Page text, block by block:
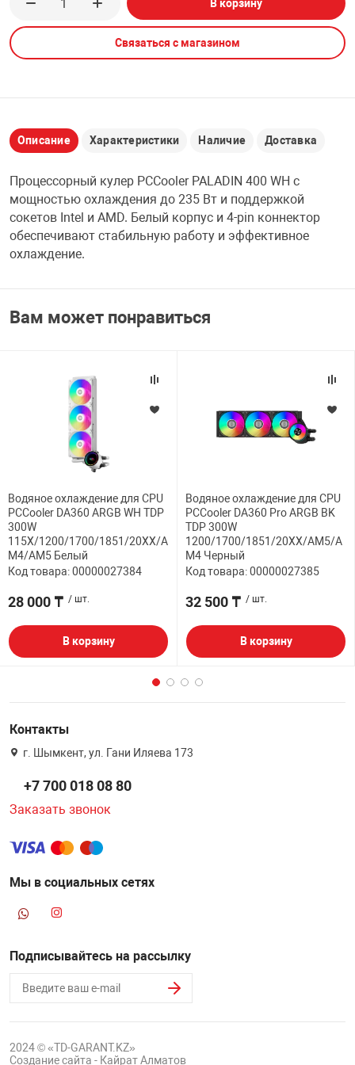
PCI АДАПТЕРЫ
USB
CARD RIDER
НАБОР ДЛЯ
CD-DVD ДИСКИ
В корзину
Связаться с магазином
Описание Характеристики Наличие Доставка
Процессорный кулер PCCooler PALADIN 400 WH с
мощностью охлаждения до 235 Вт и поддержкой
сокетов Intel и AMD. Белый корпус и 4-pin коннектор
обеспечивают стабильную работу и эффективное
охлаждение.
Вам может понравиться
Водяное охлаждение для CPU
PCCooler DA360 ARGB WH TDP
300W
115X/1200/1700/1851/20XX/A
M4/AM5 Белый
Код товара: 00000027384
28 000 ₸ / шт.
В корзину
Водяное охлаждение для CPU
PCCooler DA360 Pro ARGB BK
TDP 300W
1200/1700/1851/20XX/AM5/A
M4 Черный
Код товара: 00000027385
32 500 ₸ / шт.
В корзину
Контакты
г. Шымкент, ул. Гани Иляева 173
+7 700 018 08 80
Заказать звонок
Мы в социальных сетях
Подписывайтесь на рассылку
2024 © «TD-GARANT.KZ»
Создание сайта - Кайрат Алматов